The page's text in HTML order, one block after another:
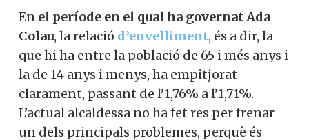
En el període en el qual ha governat Ada
Colau, la relació d’envelliment, és a dir, la
que hi ha entre la població de 65 i més anys i
la de 14 anys i menys, ha empitjorat
clarament, passant de l’1,76% a l’1,71%.
L’actual alcaldessa no ha fet res per frenar
un dels principals problemes, perquè és